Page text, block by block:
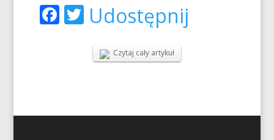
Facebook
Twitter
Udostępnij
Czytaj cały artykuł